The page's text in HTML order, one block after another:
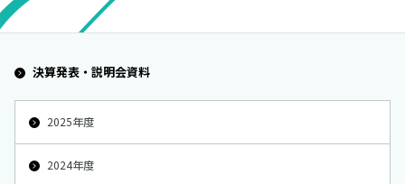
決算発表・説明会資料
2025年度
2024年度